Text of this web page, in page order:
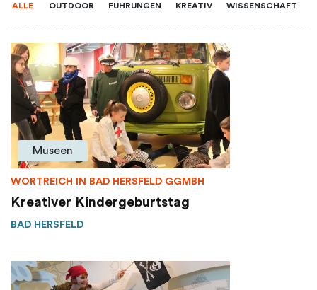
ALLE OUTDOOR FÜHRUNGEN KREATIV WISSENSCHAFT
Museen
WORTREICH IN BAD HERSFELD GGMBH
Kreativer Kindergeburtstag
BAD HERSFELD